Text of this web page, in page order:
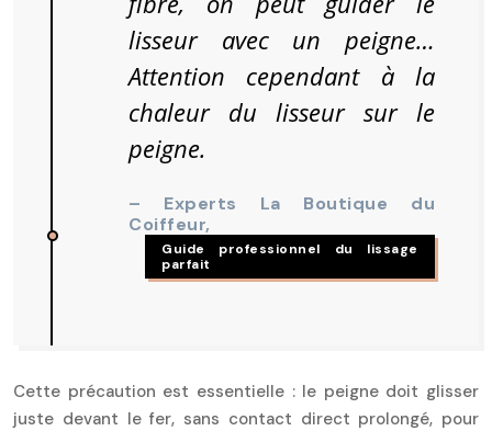
lisseur avec un peigne…
Attention cependant à la
chaleur du lisseur sur le
peigne.
– Experts La Boutique du
Coiffeur,
Guide professionnel du lissage
parfait
Cette précaution est essentielle : le peigne doit glisser
juste devant le fer, sans contact direct prolongé, pour